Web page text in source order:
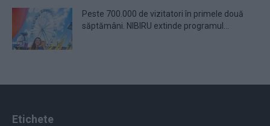
Peste 700.000 de vizitatori în primele două
săptămâni. NIBIRU extinde programul...
Etichete